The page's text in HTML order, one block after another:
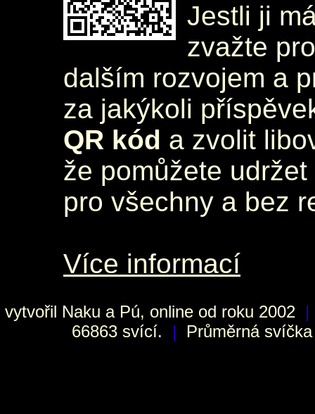
Jestli ji
zvažte
dalším rozvojem a
za jakýkoli
QR kód a zvolit
že pomůžete
pro všechny a bez
Více informací
vytvořil Naku a Pú, online od roku 2002 |
66863 svící.
| Průměrná